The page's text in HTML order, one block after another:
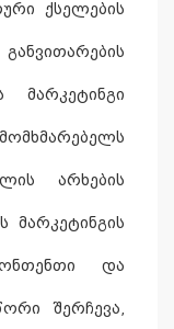
ქსელების
მარკეტინგი
არხების
მარკეტინგის
და
შერჩევა,